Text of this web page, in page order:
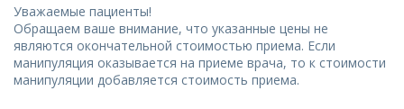
Уважаемые пациенты!
Обращаем ваше внимание, что указанные цены не
являются окончательной стоимостью приема. Если
манипуляция оказывается на приеме врача, то к стоимости
манипуляции добавляется стоимость приема.